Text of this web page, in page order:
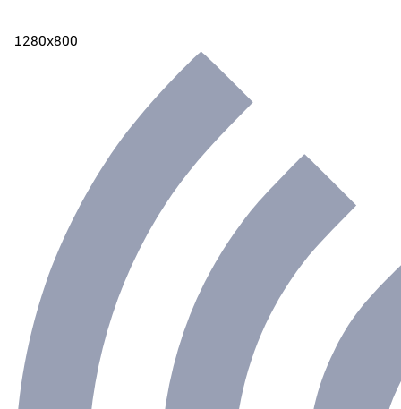
1280х800